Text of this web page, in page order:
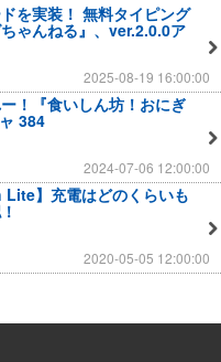
を実装！ 無料タイピング
ゃんねる』、ver.2.0.0ア
2025-08-19 16:00:00
！『食いしん坊！おにぎ
384
2024-07-06 12:00:00
】充電はどのくらいも
2020-05-05 12:00:00